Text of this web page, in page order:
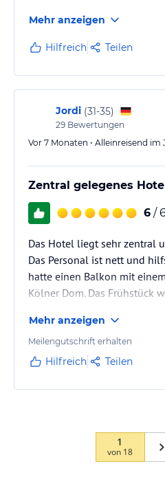
Mehr anzeigen
Hilfreich Teilen
Jordi (31-35)
29 Bewertungen
Vor 7 Monaten • Alleinreisend im
Zentral gelegenes
6 /
Das Hotel liegt sehr zentral
Das Personal ist nett und
hatte einen Balkon mit
Kölner Dom. Das Frühstück
und können das Hotel für
empfehlen.
Mehr anzeigen
Meilengutschrift erhalten
Hilfreich Teilen
1
von 18